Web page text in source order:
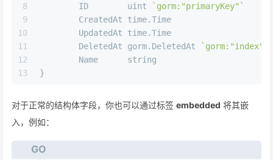
8
9
10
11
12
13
	ID
uint
`gorm:"primaryKey"`
	CreatedAt time.Time
	UpdatedAt time.Time
	DeletedAt gorm.DeletedAt
`gorm:"index"`
	Name
string
}
对于正常的结构体字段，你也可以通过标签 embedded 将其嵌
入，例如：
GO